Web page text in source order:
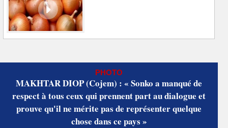
PHOTO
MAKHTAR DIOP (Cojem) : « Sonko a manqué de
respect à tous ceux qui prennent part au dialogue et
prouve qu'il ne mérite pas de représenter quelque
chose dans ce pays »